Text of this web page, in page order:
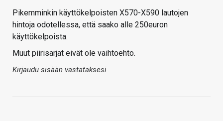
Pikemminkin käyttökelpoisten X570-X590 lautojen
hintoja odotellessa, että saako alle 250euron
käyttökelpoista.
Muut piirisarjat eivät ole vaihtoehto.
Kirjaudu sisään vastataksesi